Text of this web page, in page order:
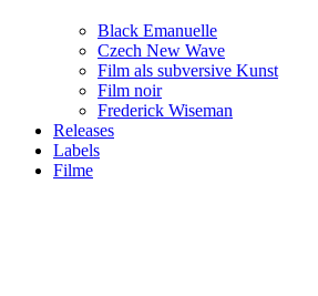
Black Emanuelle
Czech New Wave
Film als subversive Kunst
Film noir
Frederick Wiseman
Releases
Labels
Filme